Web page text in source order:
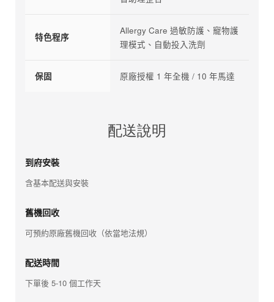
特色程序
Allergy Care 過敏防護、寵物護
理模式、自動投入洗劑
保固 原廠授權 1 年全機 / 10 年馬達
配送說明
到府安裝
含基本配送與安裝
舊機回收
可預約原廠舊機回收（依當地法規）
配送時間
下單後 5-10 個工作天